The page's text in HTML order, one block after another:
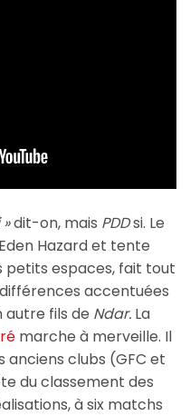
dit-on, mais PDDsi. Le
Eden Hazard et tente
petits espaces, fait tout
accentuées
autre fils de Ndar. La
marche à merveille. Il
anciens clubs (GFC et
du classement des
à six matchs